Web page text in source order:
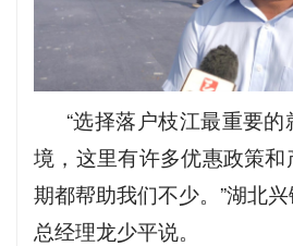
“选择落户枝江最重要
境，这里有许多优惠政策
期都帮助我们不少。”湖北
总经理龙少平说。